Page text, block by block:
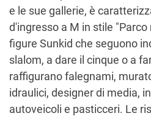
e le sue gallerie, è
d'ingresso a M in stile
figure Sunkid che seguono
slalom, a dare il cinque o a
raffigurano falegnami,
idraulici, designer di media,
autoveicoli e pasticceri. Le